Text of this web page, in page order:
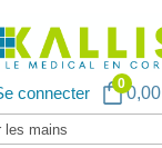
connecter 00,00